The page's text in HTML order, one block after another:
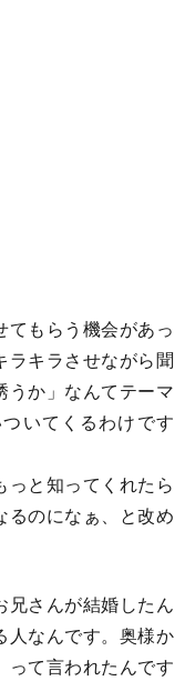
もらう機会があっ
ラキラさせながら聞
うか」なんてテーマ
いてくるわけです
と知ってくれたら
るのになぁ、と改め
さんが結婚したん
人なんです。奥様か
って言われたんです